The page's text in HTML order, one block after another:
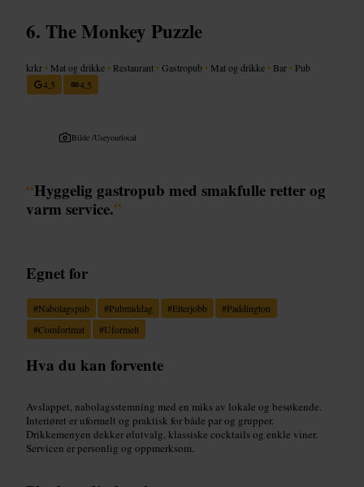
The Monkey Puzzle
krkr • Mat og drikke • Restaurant •Gastropub • Mat og drikke • Bar • Pub
4,5
4,5
Bilde /Useyourlocal
“Hyggelig gastropub med smakfulle retter og
varm service.”
Egnet for
#Nabolagspub #Pubmiddag #Etterjobb #Paddington
#Comfortmat #Uformelt
Hva du kan forvente
Avslappet, nabolagsstemning med en miks av lokale og besøkende.
Interiøret er uformelt og praktisk for både par og grupper.
Drikkemenyen dekker ølutvalg, klassiske cocktails og enkle viner.
Servicen er personlig og oppmerksom.